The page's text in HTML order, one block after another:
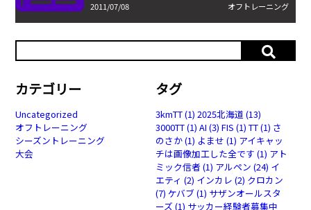
2011/07/08 オフトレーニング
カテゴリー
Uncategorized
オフトレーニング
シーズントレーニング
大会
タグ
3kmTT(1) 2025北海道 (13)
3000TT(1) AI (3) FIS (1) TT(1) さ
のさか(1) よませ (1) アイキャッ
チは画像加工した全です (1) アト
ミック信者 (1) アルペン (24) イ
エティ (2) インカレ (2) クロカン
(7) ケバブ(1) サザンオールスタ
ーズ (1) サッカー経験者募集中